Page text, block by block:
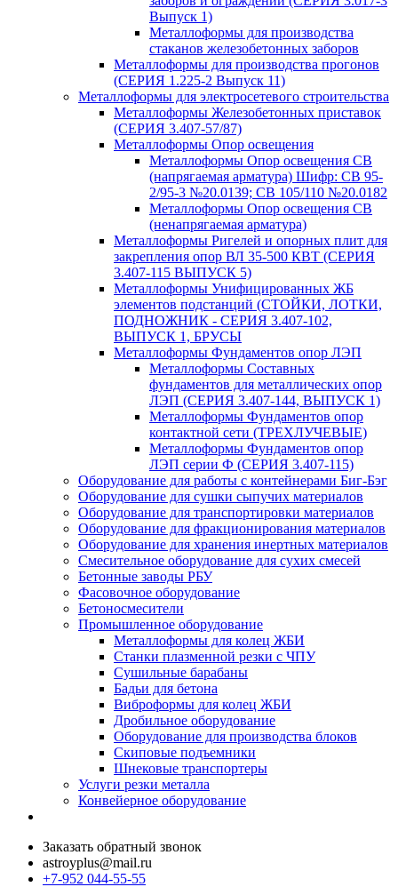
Выпуск 1)
Металлоформы для производства
стаканов железобетонных заборов
Металлоформы для производства прогонов
(СЕРИЯ 1.225-2 Выпуск 11)
Металлоформы для электросетевого строительства
Металлоформы Железобетонных приставок
(СЕРИЯ 3.407-57/87)
Металлоформы Опор освещения
Металлоформы Опор освещения СВ
(напрягаемая арматура) Шифр: СВ 95-
2/95-3 №20.0139; СВ 105/110 №20.0182
Металлоформы Опор освещения СВ
(ненапрягаемая арматура)
Металлоформы Ригелей и опорных плит для
закрепления опор ВЛ 35-500 КВТ (СЕРИЯ
3.407-115 ВЫПУСК 5)
Металлоформы Унифицированных ЖБ
элементов подстанций (СТОЙКИ, ЛОТКИ,
ПОДНОЖНИК - СЕРИЯ 3.407-102,
ВЫПУСК 1, БРУСЫ
Металлоформы Фундаментов опор ЛЭП
Металлоформы Составных
фундаментов для металлических опор
ЛЭП (СЕРИЯ 3.407-144, ВЫПУСК 1)
Металлоформы Фундаментов опор
контактной сети (ТРЕХЛУЧЕВЫЕ)
Металлоформы Фундаментов опор
ЛЭП серии Ф (СЕРИЯ 3.407-115)
Оборудование для работы с контейнерами Биг-Бэг
Оборудование для сушки сыпучих материалов
Оборудование для транспортировки материалов
Оборудование для фракционирования материалов
Оборудование для хранения инертных материалов
Смесительное оборудование для сухих смесей
Бетонные заводы РБУ
Фасовочное оборудование
Бетоносмесители
Промышленное оборудование
Металлоформы для колец ЖБИ
Станки плазменной резки с ЧПУ
Сушильные барабаны
Бадьи для бетона
Виброформы для колец ЖБИ
Дробильное оборудование
Оборудование для производства блоков
Скиповые подъемники
Шнековые транспортеры
Услуги резки металла
Конвейерное оборудование
Заказать обратный звонок
astroyplus@mail.ru
+7-952 044-55-55